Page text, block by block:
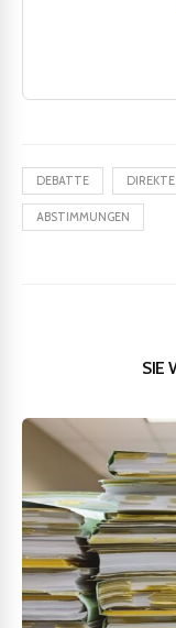
DEBATTE
ABSTIMMUNGEN
SIE